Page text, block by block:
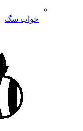
خواب سگ